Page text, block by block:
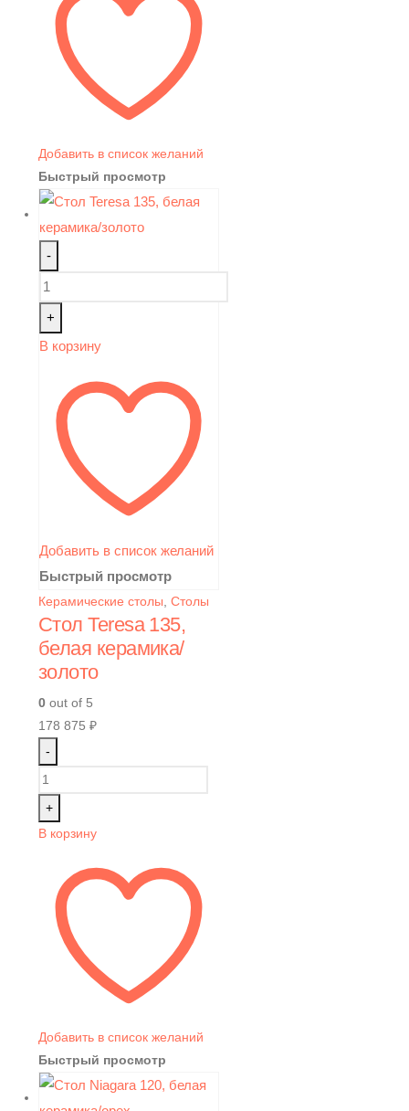
Добавить в список желаний
Быстрый просмотр
-
+
В корзину
Добавить в список желаний
Быстрый просмотр
Керамические столы Столы
Стол Teresa 135,
белая керамика/
золото
0 out of 5
178 875 ₽
-
+
В корзину
Добавить в список желаний
Быстрый просмотр